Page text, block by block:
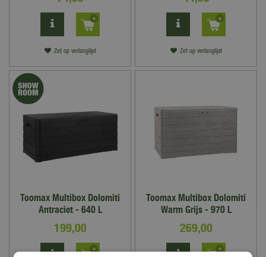
Zet op verlanglijst Zet op verlanglijst
Toomax Multibox Dolomiti
Antraciet - 640 L
199,00
Toomax Multibox Dolomiti
Warm Grijs - 970 L
269,00